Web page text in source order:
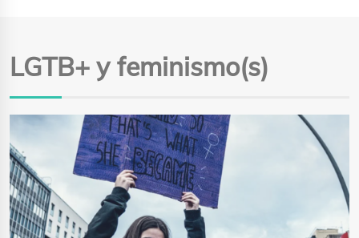
LGTB+ y feminismo(s)